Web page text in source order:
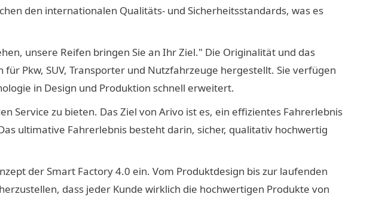
den internationalen Qualitäts- und Sicherheitsstandards, was es
unsere Reifen bringen Sie an Ihr Ziel." Die Originalität und das
Pkw, SUV, Transporter und Nutzfahrzeuge hergestellt. Sie verfügen
in Design und Produktion schnell erweitert.
Service zu bieten. Das Ziel von Arivo ist es, ein effizientes Fahrerlebnis
ultimative Fahrerlebnis besteht darin, sicher, qualitativ hochwertig
der Smart Factory 4.0 ein. Vom Produktdesign bis zur laufenden
dass jeder Kunde wirklich die hochwertigen Produkte von